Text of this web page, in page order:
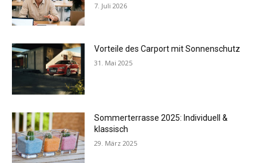
7. Juli 2026
Vorteile des Carport mit Sonnenschutz
31. Mai 2025
Sommerterrasse 2025: Individuell &
klassisch
29. März 2025